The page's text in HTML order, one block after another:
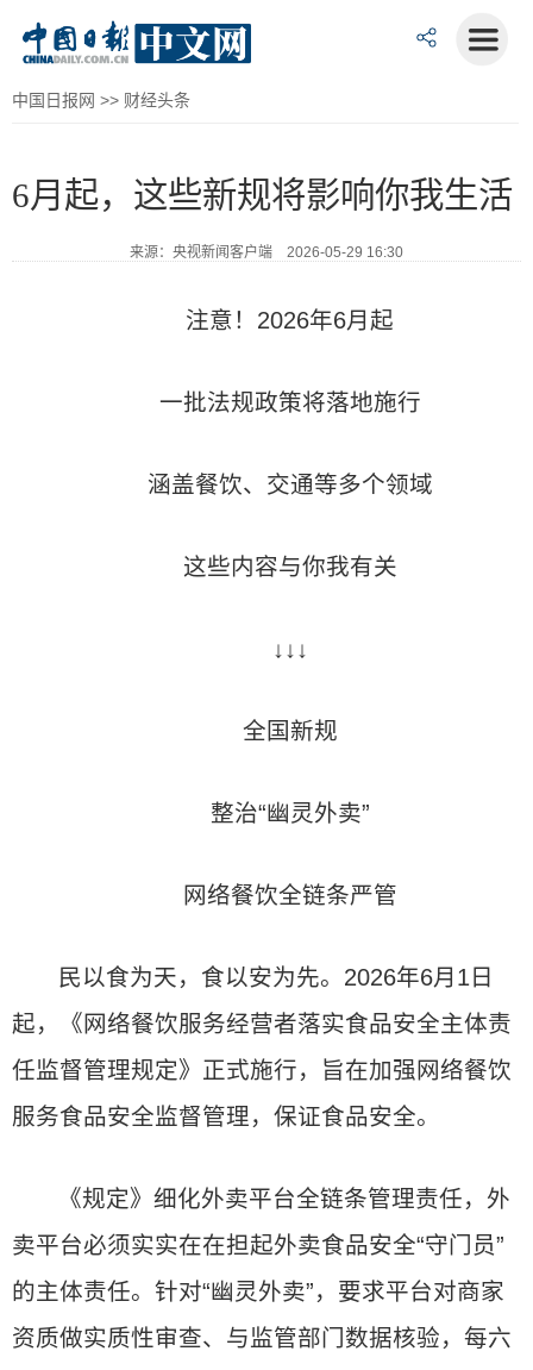
中国日报网 >> 财经头条
6月起，这些新规将影响你我生活
来源：央视新闻客户端 2026-05-29 16:30
注意！2026年6月起
一批法规政策将落地施行
涵盖餐饮、交通等多个领域
这些内容与你我有关
↓↓↓
全国新规
整治“幽灵外卖”
网络餐饮全链条严管
民以食为天，食以安为先。2026年6月1日
起，《网络餐饮服务经营者落实食品安全主体责
任监督管理规定》正式施行，旨在加强网络餐饮
服务食品安全监督管理，保证食品安全。
《规定》细化外卖平台全链条管理责任，外
卖平台必须实实在在担起外卖食品安全“守门员”
的主体责任。针对“幽灵外卖”，要求平台对商家
资质做实质性审查、与监管部门数据核验，每六